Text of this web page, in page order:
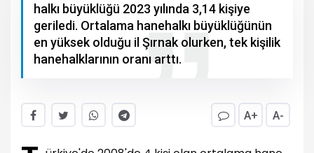
halkı büyüklüğü 2023 yılında 3,14 kişiye
geriledi. Ortalama hanehalkı büyüklüğünün
en yüksek olduğu il Şırnak olurken, tek kişilik
hanehalklarının oranı arttı.
A+ A-